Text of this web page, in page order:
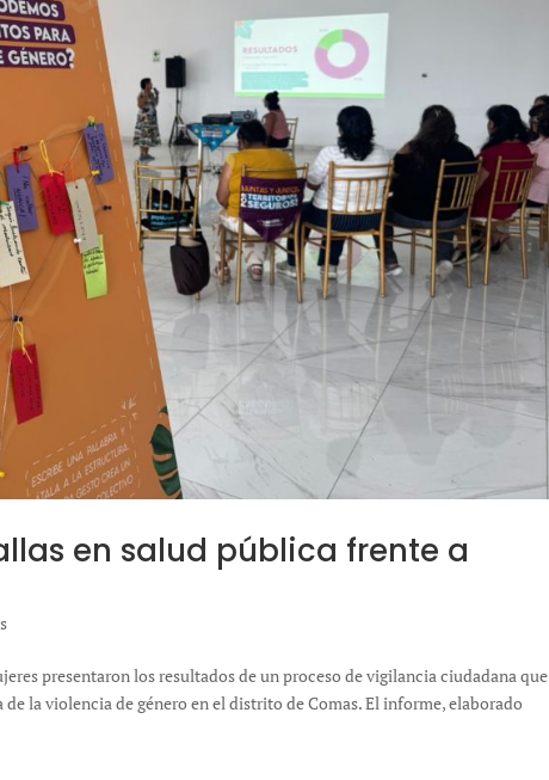
en salud pública frente a
presentaron los resultados de un proceso de vigilancia ciudadana que
la violencia de género en el distrito de Comas. El informe, elaborado